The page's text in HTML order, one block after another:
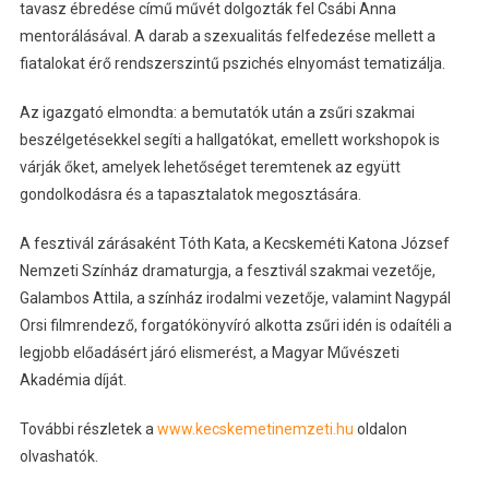
tavasz ébredése című művét dolgozták fel Csábi Anna
mentorálásával. A darab a szexualitás felfedezése mellett a
fiatalokat érő rendszerszintű pszichés elnyomást tematizálja.
Az igazgató elmondta: a bemutatók után a zsűri szakmai
beszélgetésekkel segíti a hallgatókat, emellett workshopok is
várják őket, amelyek lehetőséget teremtenek az együtt
gondolkodásra és a tapasztalatok megosztására.
A fesztivál zárásaként Tóth Kata, a Kecskeméti Katona József
Nemzeti Színház dramaturgja, a fesztivál szakmai vezetője,
Galambos Attila, a színház irodalmi vezetője, valamint Nagypál
Orsi filmrendező, forgatókönyvíró alkotta zsűri idén is odaítéli a
legjobb előadásért járó elismerést, a Magyar Művészeti
Akadémia díját.
További részletek a www.kecskemetinemzeti.hu oldalon
olvashatók.